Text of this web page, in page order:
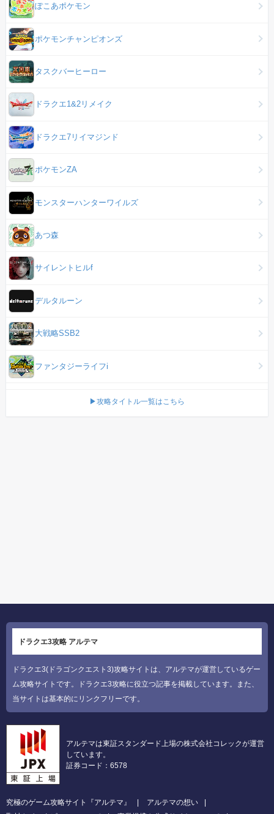
ぽこあポケモン
ポケモンチャンピオンズ
タスクバーヒーロー
ドラクエ1&2リメイク
ドラクエ7リイマジンド
ポケモンZA
モンスターハンターワイルズ
あつ森
サイレントヒルf
デルタルーン
大戦略SSB2
ファンタジーライフi
▶攻略タイトル一覧はこちら
ドラクエ3攻略 アルテマ
ドラクエ3(ドラゴンクエスト3)攻略サイトは、アルテマが運営しているゲー
ム攻略サイトです。ドラクエ3攻略に役立つ記事を掲載しています。また、
当サイトは基本的にリンクフリーです。
アルテマは東証スタンダード上場の株式会社コレックが運営
しています。
証券コード：6578
究極のゲーム攻略サイト『アルテマ』
アルテマの想い